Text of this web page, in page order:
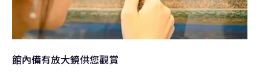
館內備有放大鏡供您觀賞